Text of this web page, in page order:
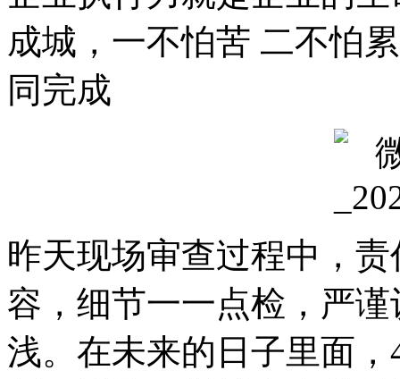
成城，一不怕苦 二不怕
同完成
昨天现场审查过程中，
容，细节一一点检，严
浅。在未来的日子里面